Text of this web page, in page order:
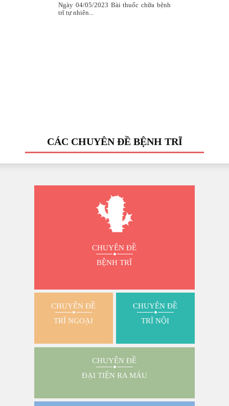
Ngày 04/05/2023 Bài thuốc chữa bệnh
trĩ tự nhiên...
CÁC CHUYÊN ĐỀ BỆNH TRĨ
CHUYÊN ĐỀ
BỆNH TRĨ
CHUYÊN ĐỀ
TRĨ NGOẠI
CHUYÊN ĐỀ
TRĨ NỘI
CHUYÊN ĐỀ
ĐẠI TIỆN RA MÁU